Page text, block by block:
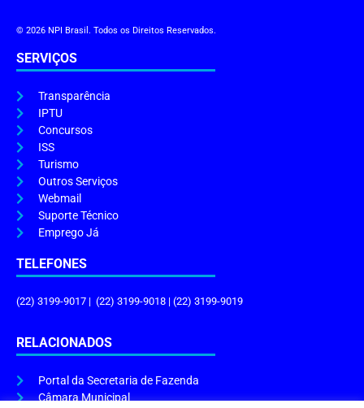
© 2026 NPI Brasil. Todos os Direitos Reservados.
SERVIÇOS
Transparência
IPTU
Concursos
ISS
Turismo
Outros Serviços
Webmail
Suporte Técnico
Emprego Já
TELEFONES
(22) 3199-9017 | (22) 3199-9018 | (22) 3199-9019
RELACIONADOS
Portal da Secretaria de Fazenda
Câmara Municipal